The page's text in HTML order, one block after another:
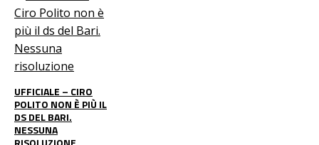
UFFICIALE – CIRO
POLITO NON È PIÙ IL
DS DEL BARI.
NESSUNA